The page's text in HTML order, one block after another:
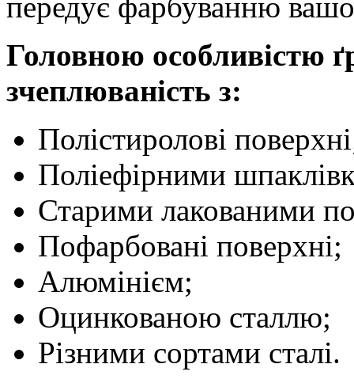
передує фарбуванню
Головною особливістю
зчеплюваність з:
Полістиролові
Поліефірними
Старими лакованими
Пофарбовані поверхні;
Алюмінієм;
Оцинкованою сталлю;
Різними сортами сталі.